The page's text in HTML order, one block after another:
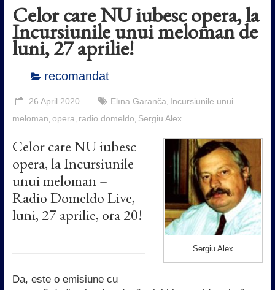
Celor care NU iubesc opera, la
Incursiunile unui meloman de
luni, 27 aprilie!
recomandat
26 April 2020 Elīna Garanča Incursiunile unui
meloman opera radio domeldo Sergiu Alex
Sergiu Alex
Celor care NU iubesc
opera, la Incursiunile
unui meloman –
Radio Domeldo Live,
luni, 27 aprilie, ora 20!
Da, este o emisiune cu